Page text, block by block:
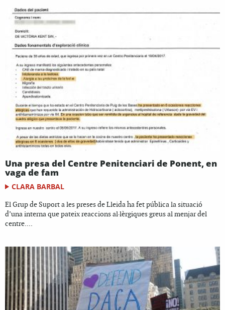
Una presa del Centre Penitenciari de Ponent, en
vaga de fam
CLARA BARBAL
El Grup de Suport a les preses de Lleida ha fet pública la situació
d’una interna que pateix reaccions al·lèrgiques greus al menjar del
centre....